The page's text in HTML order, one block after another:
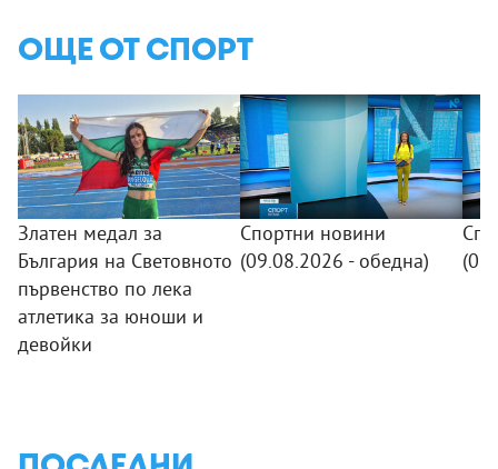
ОЩЕ ОТ СПОРТ
Златен медал за
България на Световното
първенство по лека
атлетика за юноши и
девойки
Спортни новини
(09.08.2026 - обедна)